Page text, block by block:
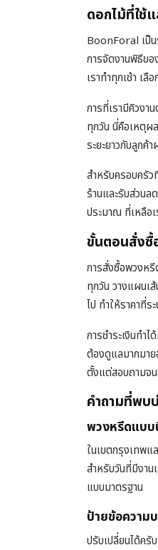
ดอกไม้ที่ใช้
BoonForal เป็น
การจัดงานพิธีขอ
เราทำทุกเช้า เลื
การที่เรามีคิวงา
ทุกวัน นี่คือเหตุผ
ระยะยาวกับลูกค้
สำหรับครอบครัว
ร้านและรับส่วนล
ประมาณ ที่เหลือ
ขั้นตอนสั่งซื้
การสั่งซื้อพวงหรี
ทุกวัน วางแผนเ
ไป ทำให้ราคาที่ร
การชำระเงินทำ
ต้องดูแลมากมา
ตั้งแต่สอบถามจ
คำถามที่พบ
พวงหรีดแบบ
ในเขตกรุงเทพแ
สำหรับวันที่มีงาน
แบบมาตรฐาน
ป้ายข้อความ
ปรับเปลี่ยนได้ครั